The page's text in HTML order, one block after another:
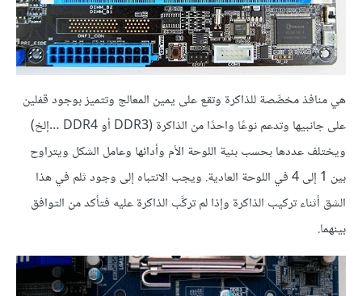
هي منافذ مخصَّصة للذاكرة وتقع على يمين المعالج وتتميز بوجود قفلين
على جانبيها وتدعم نوعًا واحدًا من الذاكرة (DDR3 أو DDR4 …إلخ)
ويختلف عددها بحسب بنية اللوحة الأم وأدائها وعامل الشكل ويتراوح
بين 1 إلى 4 في اللوحة العادية. ويجب الانتباه إلى وجود ثلم في هذا
الشق أثناء تركيب الذاكرة وإذا لم تركَّب الذاكرة عليه فتأكد من التوافق
بينهما.